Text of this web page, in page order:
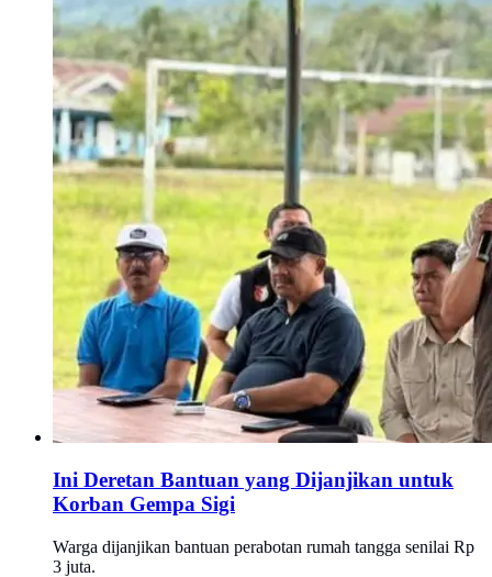
Ini Deretan Bantuan yang Dijanjikan untuk
Korban Gempa Sigi
Warga dijanjikan bantuan perabotan rumah tangga senilai Rp
3 juta.